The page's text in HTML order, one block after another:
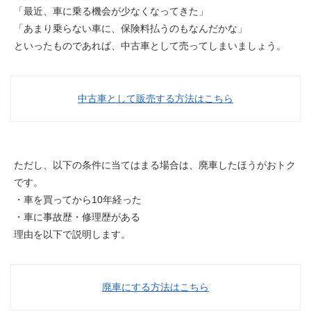
「最近、車に乗る機会が少なくなってきた」
「あまり乗らない車に、 保険料払うのもなんだかな」
といったものであれば、 中古車として売ってしまいましょう 。
中古車として販売する方法はこちら
ただし、以下の条件に当てはまる場合は、廃車したほうがおトク
です。
・車を買ってから10年経った
・車に事故歴・修理歴がある
理由を以下で説明します。
廃車にする方法はこちら